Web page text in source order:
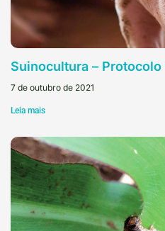
Suinocultura –
7 de outubro de 2021
Leia mais